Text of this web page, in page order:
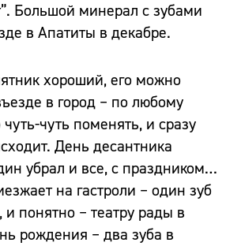
Большой минерал с зубами
в Апатиты в декабре.
хороший, его можно
в город – по любому
чуть поменять, и сразу
День десантника
убрал и все, с праздником…
на гастроли – один зуб
понятно – театру рады в
рождения – два зуба в